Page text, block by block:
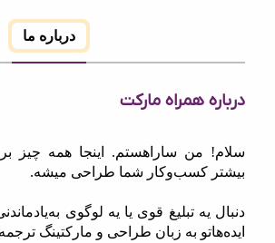
همراه مارکت
من ساراهستم. اینجا همه چیز برای
کسب‌وکار شما طراحی میشه.
یه تبلیغ قوی یا یه لوگوی به‌یادماندنی هستی؟
به زبان طراحی و مارکتینگ ترجمه کنم: